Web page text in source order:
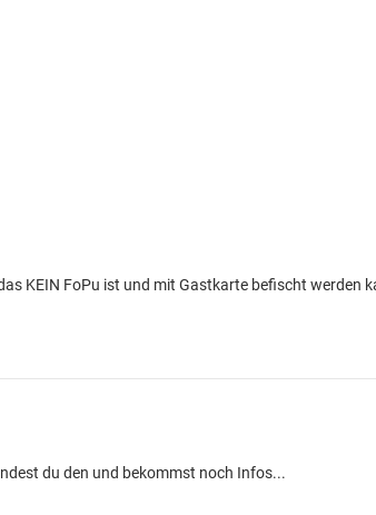
KEIN FoPu ist und mit Gastkarte befischt werden
du den und bekommst noch Infos...